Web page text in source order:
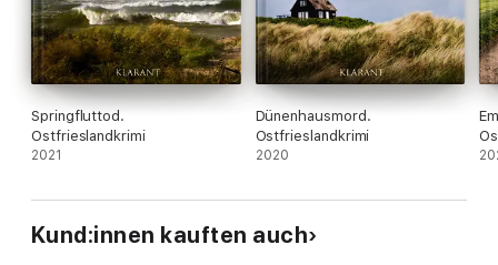
Springfluttod.
Ostfrieslandkrimi
2021
Dünenhausmord.
Ostfrieslandkrimi
2020
Kund:innen kauften auch